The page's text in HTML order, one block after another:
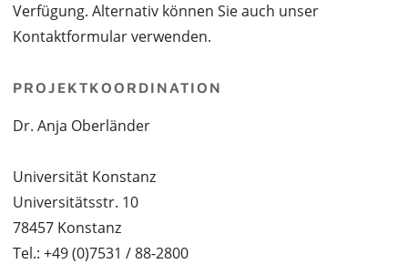
Verfügung. Alternativ können Sie auch unser
Kontaktformular verwenden.
PROJEKTKOORDINATION
Dr. Anja Oberländer
Universität Konstanz
Universitätsstr. 10
78457 Konstanz
Tel.: +49 (0)7531 / 88-2800